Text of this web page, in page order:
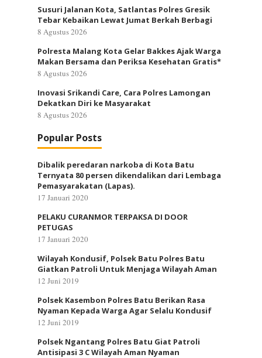
Susuri Jalanan Kota, Satlantas Polres Gresik
Tebar Kebaikan Lewat Jumat Berkah Berbagi
8 Agustus 2026
Polresta Malang Kota Gelar Bakkes Ajak Warga
Makan Bersama dan Periksa Kesehatan Gratis*
8 Agustus 2026
Inovasi Srikandi Care, Cara Polres Lamongan
Dekatkan Diri ke Masyarakat
8 Agustus 2026
Popular Posts
Dibalik peredaran narkoba di Kota Batu
Ternyata 80 persen dikendalikan dari Lembaga
Pemasyarakatan (Lapas).
17 Januari 2020
PELAKU CURANMOR TERPAKSA DI DOOR
PETUGAS
17 Januari 2020
Wilayah Kondusif, Polsek Batu Polres Batu
Giatkan Patroli Untuk Menjaga Wilayah Aman
12 Juni 2019
Polsek Kasembon Polres Batu Berikan Rasa
Nyaman Kepada Warga Agar Selalu Kondusif
12 Juni 2019
Polsek Ngantang Polres Batu Giat Patroli
Antisipasi 3 C Wilayah Aman Nyaman